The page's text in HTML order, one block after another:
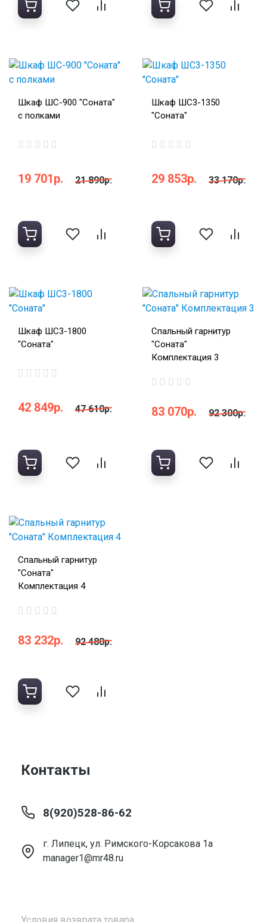
Шкаф ШС-900 "Соната"
с полками
19 701р. 21 890р.
Шкаф ШС3-1350
"Соната"
29 853р. 33 170р.
Шкаф ШС3-1800
"Соната"
42 849р. 47 610р.
Спальный гарнитур
"Соната"
Комплектация 3
83 070р. 92 300р.
Спальный гарнитур
"Соната"
Комплектация 4
83 232р. 92 480р.
Контакты
8(920)528-86-62
г. Липецк, ул. Римского-Корсакова 1а
manager1@mr48.ru